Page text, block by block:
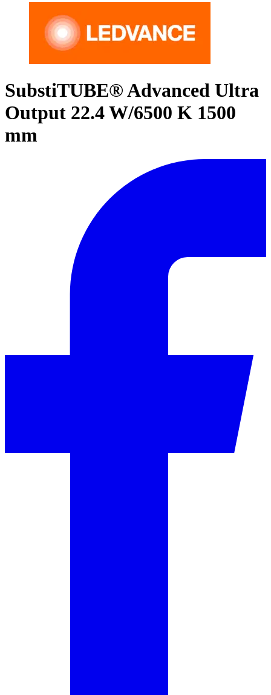
SubstiTUBE® Advanced Ultra
Output 22.4 W/6500 K 1500
mm